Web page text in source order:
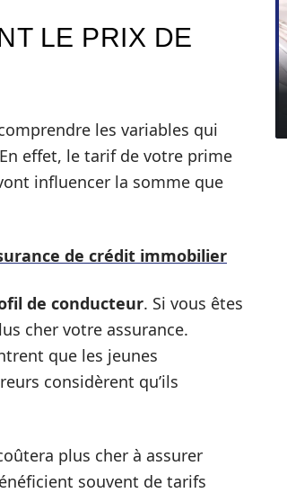
LE PRIX DE
les variables qui
effet, le tarif de votre prime
influencer la somme que
de crédit immobilier
de conducteur. Si vous êtes
cher votre assurance.
que les jeunes
considèrent qu’ils
plus cher à assurer
souvent de tarifs